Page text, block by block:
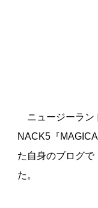
ニュージーラン
NACK5『
た自身のブログで
た。